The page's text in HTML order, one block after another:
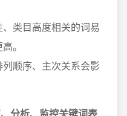
类目高度相关的词易
。
顺序、主次关系会影